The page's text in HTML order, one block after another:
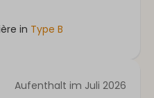
in Type B
Aufenthalt im Juli 2026